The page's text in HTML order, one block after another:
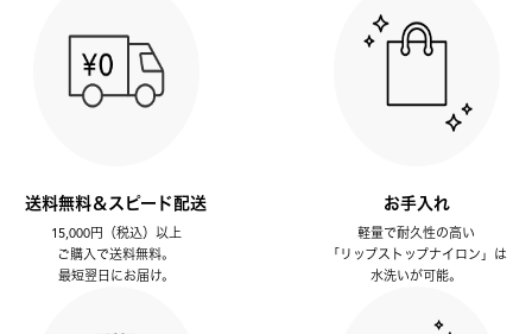
送料無料＆スピード配送
15,000円（税込）以上
ご購入で送料無料。
最短翌日にお届け。
お手入れ
軽量で耐久性の高い
「リップストップナイロン」は
水洗いが可能。